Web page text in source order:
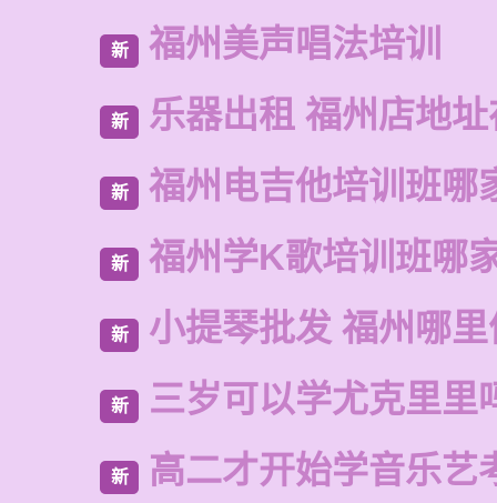
新 福州美声唱法培训
新 乐器出租 福州店地
新 福州电吉他培训班哪
新 福州学K歌培训班哪
新 小提琴批发 福州哪
新 三岁可以学尤克里里
新 高二才开始学音乐艺